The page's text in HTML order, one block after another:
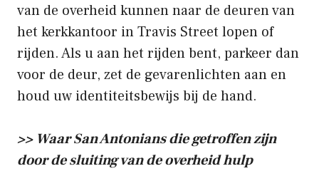
van de overheid kunnen naar de deuren van
het kerkkantoor in Travis Street lopen of
rijden. Als u aan het rijden bent, parkeer dan
voor de deur, zet de gevarenlichten aan en
houd uw identiteitsbewijs bij de hand.
>> Waar San Antonians die getroffen zijn
door de sluiting van de overheid hulp